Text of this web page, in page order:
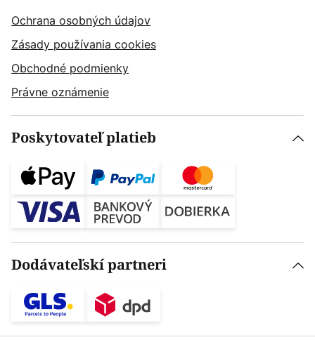
Ochrana osobných údajov
Zásady používania cookies
Obchodné podmienky
Právne oznámenie
Poskytovateľ platieb
Dodávateľskí partneri